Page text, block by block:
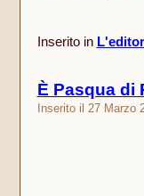
Inserito in
È Pasqua di
Inserito il 27 Marzo